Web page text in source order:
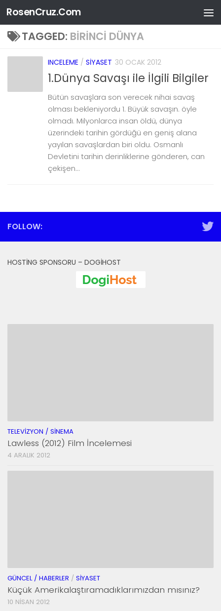
Skip to content
RosenCruz.Com
TAGGED: BIRINCI DÜNYA
INCELEME / SIYASET 30 OCAK 2012
1.Dünya Savaşı ile İlgili Bilgiler
Bütün savaşlara son verecek nihai savaş
olması bekleniyordu 1. Büyük savaşın. öyle
olmadı. Milyonlarca insan öldü, dünya
üzerindeki tarihin gördüğü en geniş alana
yayılan savaşlardan biri oldu. Osmanlı
Devletini tarihin derinliklerine gönderen, can
çekişen...
FOLLOW:
HOSTING SPONSORU – DOGIHOST
TELEVIZYON / SINEMA
Lawless (2012) Film İncelemesi
4 ARALIK 2012
GÜNCEL / HABERLER / SIYASET
Küçük Amerikalaştıramadıklarımızdan mısınız?
10 NISAN 2012